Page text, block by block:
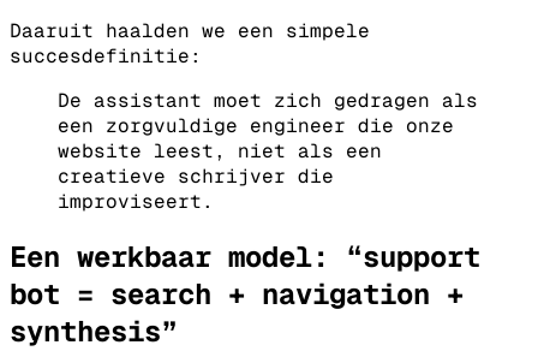
Daaruit haalden we een simpele
succesdefinitie:
De assistant moet zich gedragen als
een zorgvuldige engineer die onze
website leest, niet als een
creatieve schrijver die
improviseert.
Een werkbaar model: “support
bot = search + navigation +
synthesis”